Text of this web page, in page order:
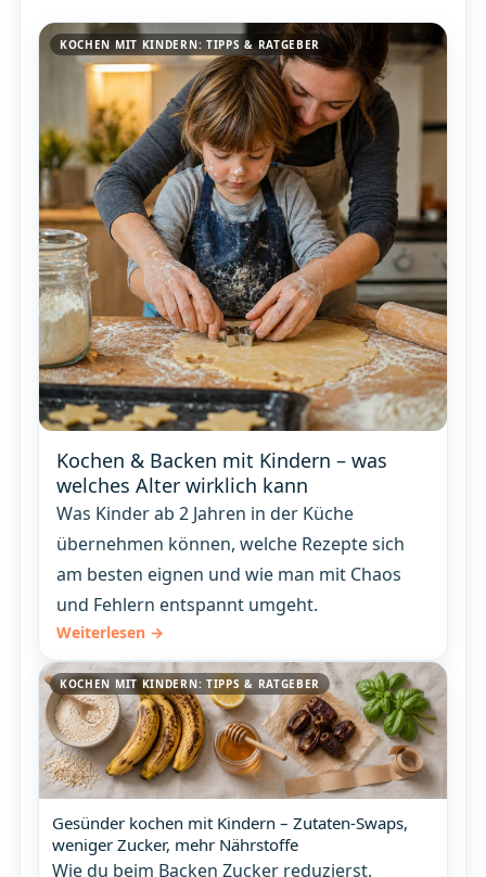
KOCHEN MIT KINDERN: TIPPS & RATGEBER
Kochen & Backen mit Kindern – was
welches Alter wirklich kann
Was Kinder ab 2 Jahren in der Küche
übernehmen können, welche Rezepte sich
am besten eignen und wie man mit Chaos
und Fehlern entspannt umgeht.
Weiterlesen →
KOCHEN MIT KINDERN: TIPPS & RATGEBER
Gesünder kochen mit Kindern – Zutaten-Swaps,
weniger Zucker, mehr Nährstoffe
Wie du beim Backen Zucker reduzierst,